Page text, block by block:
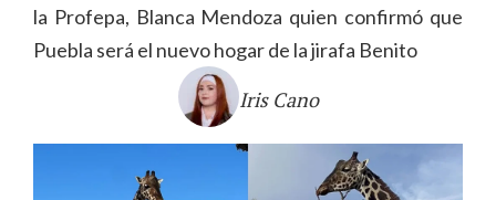
la Profepa, Blanca Mendoza quien confirmó que
Puebla será el nuevo hogar de la jirafa Benito
Iris Cano